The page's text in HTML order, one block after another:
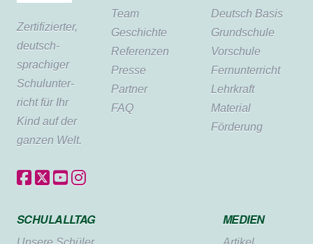
Zertifi­zierter,
deutsch­
sprachiger
Schul­unter­
richt für Ihr
Kind auf der
ganzen Welt.
Team
Geschichte
Referenzen
Presse
Partner
FAQ
Deutsch Basis
Grundschule
Vorschule
Fernunterricht
Lehrkraft
Material
Förderung
SCHULALLTAG MEDIEN